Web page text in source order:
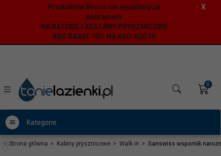
Produktów Besco nie wysyłamy za
pobraniem
NA BATERIE I ZESTAWY PRYSZNICOWE
AQG RABAT 10% NA KOD AQG10
X
0
Kategorie
Strona główna Kabiny prysznicowe Walk in Sanswiss wspornik